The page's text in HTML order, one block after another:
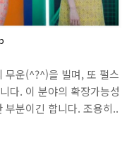
무운(^?^)을 빌며, 또 펄스
다. 이 분야의 확장가능성
부분이긴 합니다. 조용히..